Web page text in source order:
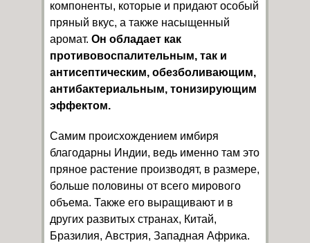
компоненты, которые и придают особый
пряный вкус, а также насыщенный
аромат. Он обладает как
противовоспалительным, так и
антисептическим, обезболивающим,
антибактериальным, тонизирующим
эффектом.
Самим происхождением имбиря
благодарны Индии, ведь именно там это
пряное растение производят, в размере,
больше половины от всего мирового
объема. Также его выращивают и в
других развитых странах, Китай,
Бразилия, Австрия, Западная Африка.